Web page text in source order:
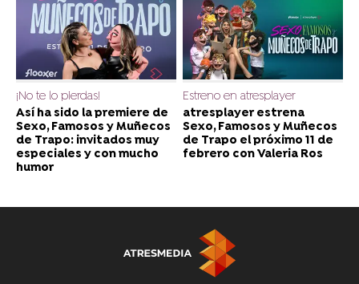
¡No te lo pierdas!
Así ha sido la premiere de
Sexo, Famosos y Muñecos
de Trapo: invitados muy
especiales y con mucho
humor
Estreno en atresplayer
atresplayer estrena
Sexo, Famosos y Muñecos
de Trapo el próximo 11 de
febrero con Valeria Ros